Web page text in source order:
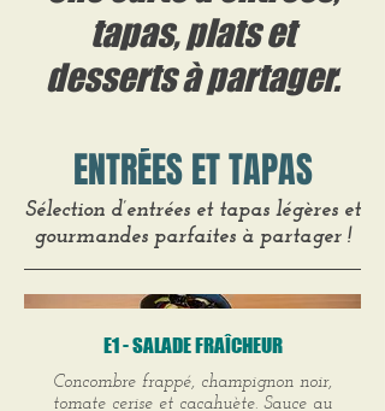
tapas, plats et
desserts à partager.
ENTRÉES ET TAPAS
Sélection d’entrées et tapas légères et
gourmandes parfaites à partager !
E1 - SALADE FRAÎCHEUR
Concombre frappé, champignon noir,
tomate cerise et cacahuète. Sauce au